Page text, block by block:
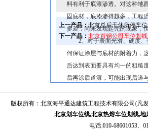
料有利于底漆渗透。对这种地
固底材，底漆渗得越多，工程
多差，尚未发现起壳的现象，
2、对于表面光滑、硬度、
何保证涂层与底材的附着力，
后达到表面要具有均一的粗糙
后再涂后道漆，可能出现后道
方法不外以下几种：
a、铣刨机彻底铣除，对薄油
b、局部油污采用火枪烧除
上一产品：北京总后干休所停车
下一产品： 北京首钢公司车位划线
版权所有：北京海平通达建筑工程技术有限公司(凡
北京划车位线,北京热熔车位划线,
电话:010-68601053、